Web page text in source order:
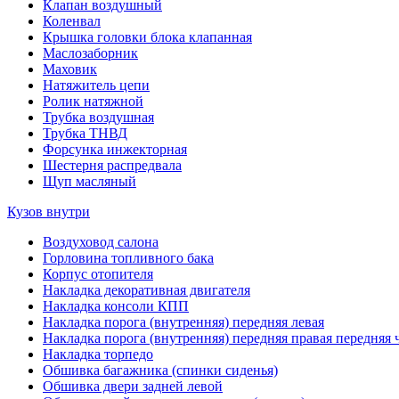
Клапан воздушный
Коленвал
Крышка головки блока клапанная
Маслозаборник
Маховик
Натяжитель цепи
Ролик натяжной
Трубка воздушная
Трубка ТНВД
Форсунка инжекторная
Шестерня распредвала
Щуп масляный
Кузов внутри
Воздуховод салона
Горловина топливного бака
Корпус отопителя
Накладка декоративная двигателя
Накладка консоли КПП
Накладка порога (внутренняя) передняя левая
Накладка порога (внутренняя) передняя правая передняя
Накладка торпедо
Обшивка багажника (спинки сиденья)
Обшивка двери задней левой